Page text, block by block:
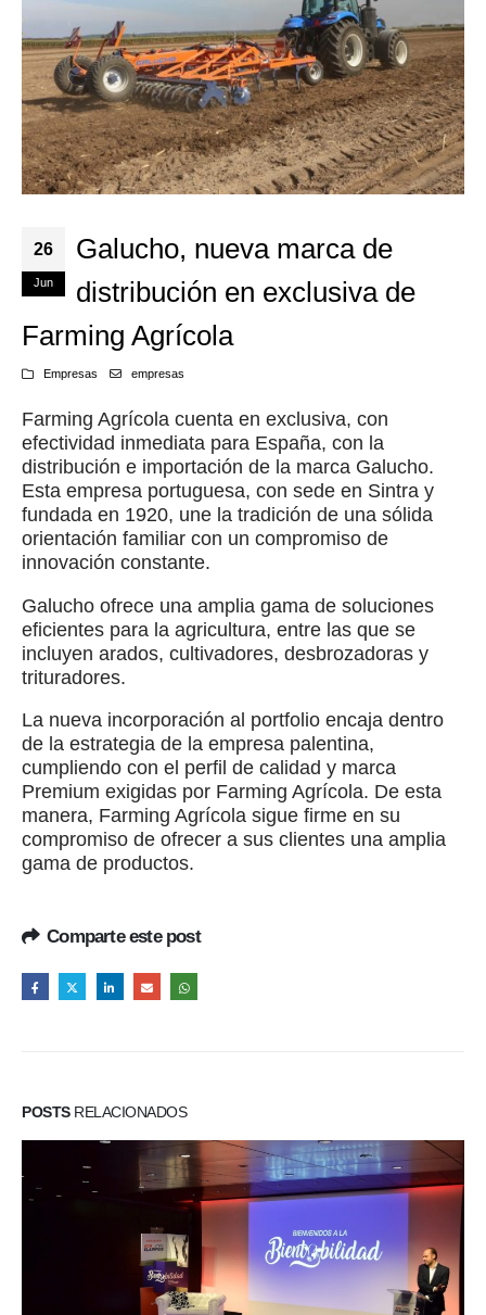
26
Jun
Galucho, nueva marca de
distribución en exclusiva de
Farming Agrícola
Empresas empresas
Farming Agrícola cuenta en exclusiva, con
efectividad inmediata para España, con la
distribución e importación de la marca Galucho.
Esta empresa portuguesa, con sede en Sintra y
fundada en 1920, une la tradición de una sólida
orientación familiar con un compromiso de
innovación constante.
Galucho ofrece una amplia gama de soluciones
eficientes para la agricultura, entre las que se
incluyen arados, cultivadores, desbrozadoras y
trituradores.
La nueva incorporación al portfolio encaja dentro
de la estrategia de la empresa palentina,
cumpliendo con el perfil de calidad y marca
Premium exigidas por Farming Agrícola. De esta
manera, Farming Agrícola sigue firme en su
compromiso de ofrecer a sus clientes una amplia
gama de productos.
Comparte este post
POSTSRELACIONADOS